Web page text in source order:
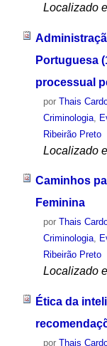
Localizado
Portuguesa
processual
por Thais
Criminologia,
Ribeirão Preto
Localizado
Caminhos
Feminina
por Thais
Criminologia,
Ribeirão Preto
Localizado
Ética da
por Thais